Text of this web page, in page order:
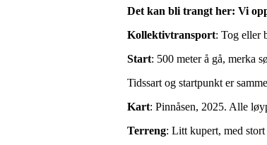
Det kan bli trangt her: Vi
Kollektivtransport: Tog eller
Start: 500 meter å gå, merka
Tidssart og startpunkt er
Kart: Pinnåsen, 2025. Alle
Terreng: Litt kupert, med